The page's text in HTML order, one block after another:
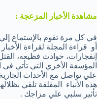
مشاهدة الأخبار المزعجة :
في كل مرة تقوم بالإستماع إلي
أو قراءة المجلة لقراءة
إنفجارات، حوادث فظيعه،
المؤسفة الأخري التي تأتي في
علي تواصل مع الأحداث
هذه الأنباء المقلقة تلقي
تأثير سلبي علي مزاجك .